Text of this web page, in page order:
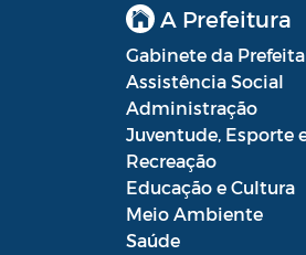
A Prefeitura
Gabinete da Prefeita
Assistência Social
Administração
Juventude, Esporte
Recreação
Educação e Cultura
Meio Ambiente
Saúde